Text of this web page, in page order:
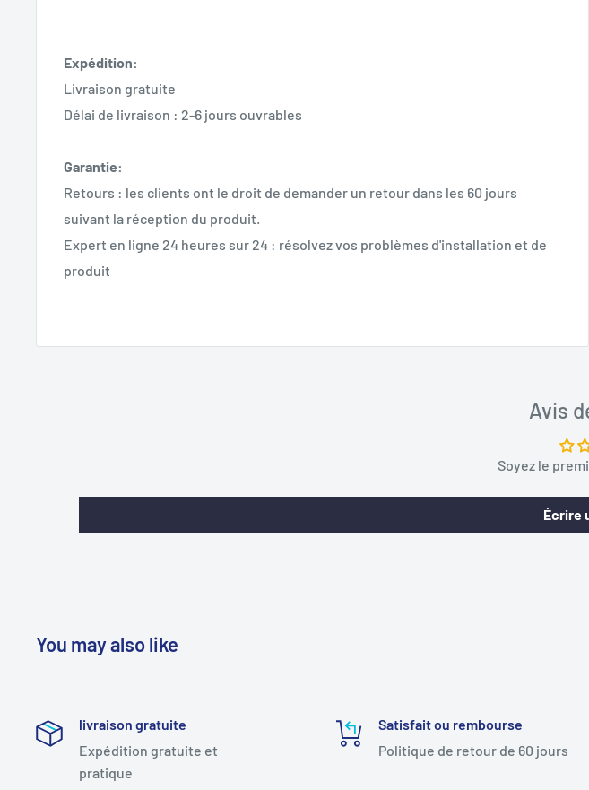
Expédition:
Livraison gratuite
Délai de livraison : 2-6 jours ouvrables
Garantie:
Retours : les clients ont le droit de demander un retour dans les 60 jours
suivant la réception du produit.
Expert en ligne 24 heures sur 24 : résolvez vos problèmes d'installation et de
produit
Avis
Soyez le
Écrire
You may also like
livraison gratuite
Expédition gratuite et
pratique
Satisfait ou rembourse
Politique de retour de 60 jours